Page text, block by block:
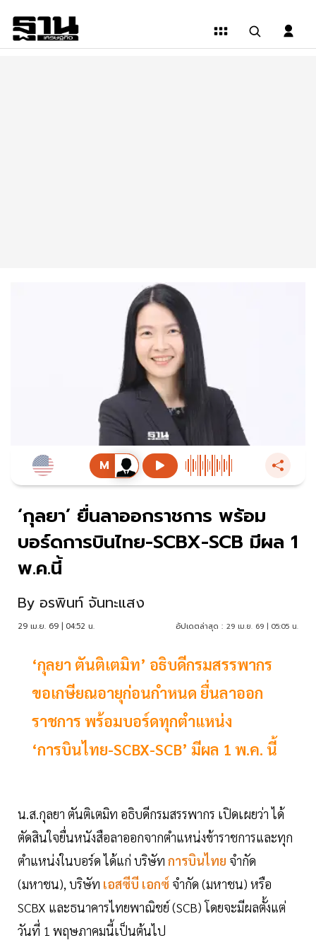
‘กุลยา’ ยื่นลาออกราชการ พร้อม
บอร์ดการบินไทย-SCBX-SCB มีผล 1
พ.ค.นี้
By อรพินท์ จันทะแสง
29 เม.ย. 69 | 04:52 น. อัปเดตล่าสุด : 29 เม.ย. 69 | 05:05 น.
‘กุลยา ตันติเตมิท’ อธิบดีกรมสรรพากร
ขอเกษียณอายุก่อนกำหนด ยื่นลาออก
ราชการ พร้อมบอร์ดทุกตำแหน่ง
‘การบินไทย-SCBX-SCB’ มีผล 1 พ.ค. นี้
น.ส.กุลยา ตันติเตมิท อธิบดีกรมสรรพากร เปิดเผยว่า ได้
ตัดสินใจยื่นหนังสือลาออกจากตำแหน่งข้าราชการและทุก
ตำแหน่งในบอร์ด ได้แก่ บริษัท การบินไทย จำกัด
(มหาชน), บริษัท เอสซีบี เอกซ์ จำกัด (มหาชน) หรือ
SCBX และธนาคารไทยพาณิชย์ (SCB) โดยจะมีผลตั้งแต่
วันที่ 1 พฤษภาคมนี้เป็นต้นไป